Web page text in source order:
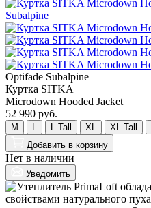
Optifade Subalpine
Куртка SITKA
Microdown Hooded Jacket
52 990 руб.
M L Tall XL XL Tall
Добавить в корзину
Нет в наличии
Уведомить